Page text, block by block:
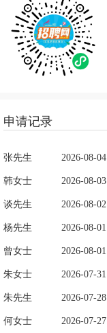
申请记录
张先生 2026-08-04
韩女士 2026-08-03
谈先生 2026-08-02
杨先生 2026-08-01
曾女士 2026-08-01
朱女士 2026-07-31
朱先生 2026-07-28
何女士 2026-07-27